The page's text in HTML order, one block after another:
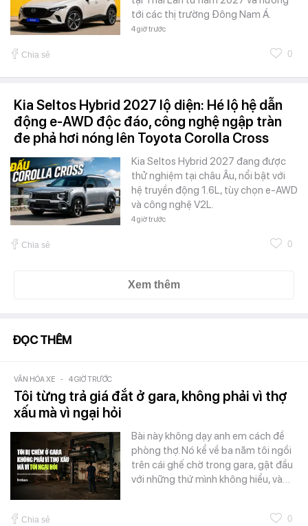
tới các thị trường Đông Nam Á.
4 giờ trước
Chia sẻ 0
Kia Seltos Hybrid 2027 lộ diện: Hé lộ hệ dẫn
động e-AWD độc đáo, công nghệ ngập tràn
đe phả hơi nóng lên Toyota Corolla Cross
Kia Seltos Hybrid 2027 đang được
thử nghiệm tại châu Âu, nổi bật với
hệ truyền động 1.6L, tùy chọn e-AWD
và công nghệ V2L.
4 giờ trước
Chia sẻ 0
Xem thêm
ĐỌC THÊM
VĂN HÓA XE - 4 GIỜ TRƯỚC
Tôi từng trả giá đắt ở gara, không phải vì thợ
xấu mà vì ngại hỏi
Bài này không dạy anh em cách đề
phòng thợ. Nó kể về ba năm tôi ngồi
trên cái ghế chờ trong gara, gật đầu
với những thứ mình không hiểu, và…
Chia sẻ 0